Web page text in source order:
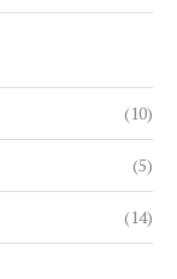
(10)
(5)
(14)